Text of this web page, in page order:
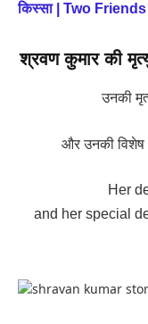
किस्सा | Two
श्रवण कुमार की
उनकी
और उनकी विशेष
Her
and her special